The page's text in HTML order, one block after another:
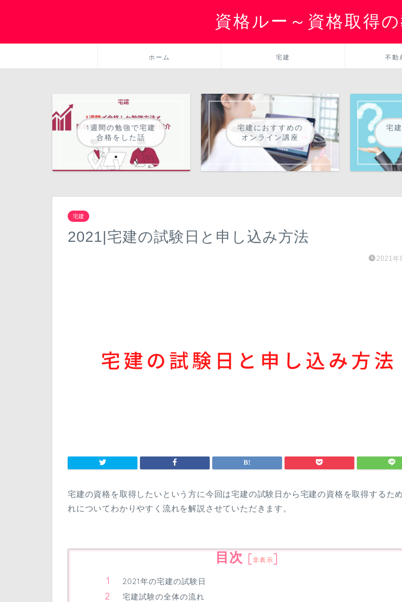
資格ルー～資格取得
ホーム 宅建 不動
1週間の勉強で宅建
合格をした話
宅建におすすめの
オンライン講座
宅
宅建
2021|宅建の試験日と申し込み方法
2021年
宅建の資格を取得したいという方に今回は宅建の試験日から宅建の資格を取得するた
れについてわかりやすく流れを解説させていただきます。
目次 [非表示]
2021年の宅建の試験日
宅建試験の全体の流れ